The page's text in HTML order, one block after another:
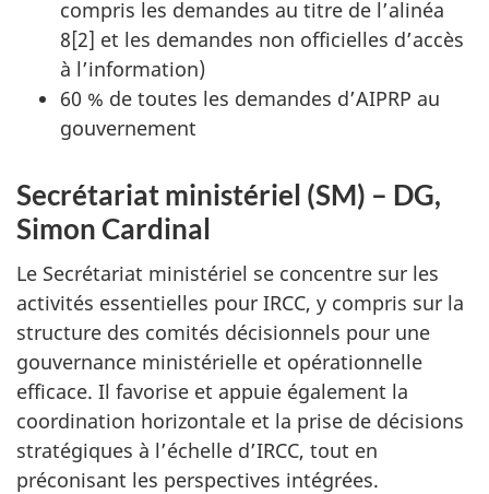
compris les demandes au titre de l’alinéa
8[2] et les demandes non officielles d’accès
à l’information)
60 % de toutes les demandes d’AIPRP au
gouvernement
Secrétariat ministériel (SM) – DG,
Simon Cardinal
Le Secrétariat ministériel se concentre sur les
activités essentielles pour IRCC, y compris sur la
structure des comités décisionnels pour une
gouvernance ministérielle et opérationnelle
efficace. Il favorise et appuie également la
coordination horizontale et la prise de décisions
stratégiques à l’échelle d’IRCC, tout en
préconisant les perspectives intégrées.